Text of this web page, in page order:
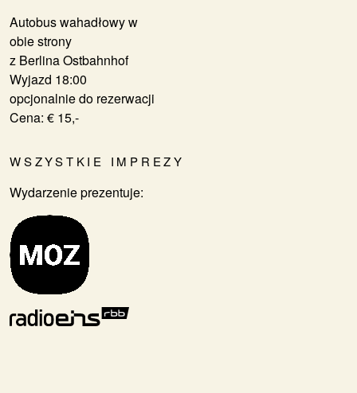
Autobus wahadłowy w
obie strony
z Berlina Ostbahnhof
Wyjazd 18:00
opcjonalnie do rezerwacji
​​​​​​​Cena: € 15,-
WSZYSTKIE IMPREZY
Wydarzenie prezentuje: